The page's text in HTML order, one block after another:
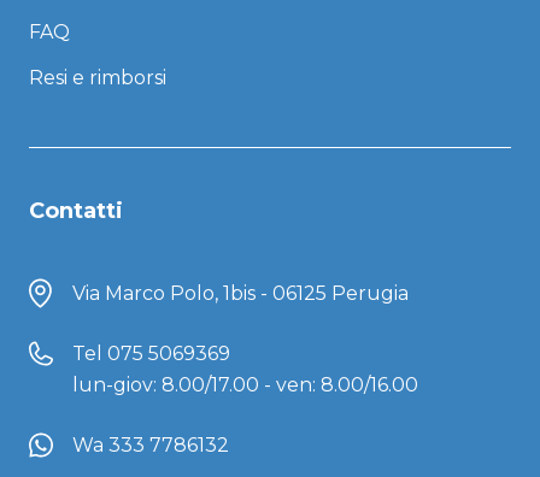
FAQ
Resi e rimborsi
Contatti
Via Marco Polo, 1bis - 06125 Perugia
Tel 075 5069369
lun-giov: 8.00/17.00 - ven: 8.00/16.00
Wa 333 7786132